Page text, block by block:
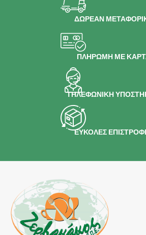
ΔΩΡΕΑΝ
ΠΛΗΡΩΜΗ ΜΕ
ΤΗΛΕΦΩΝΙΚΗ
ΕΥΚΟΛΕΣ